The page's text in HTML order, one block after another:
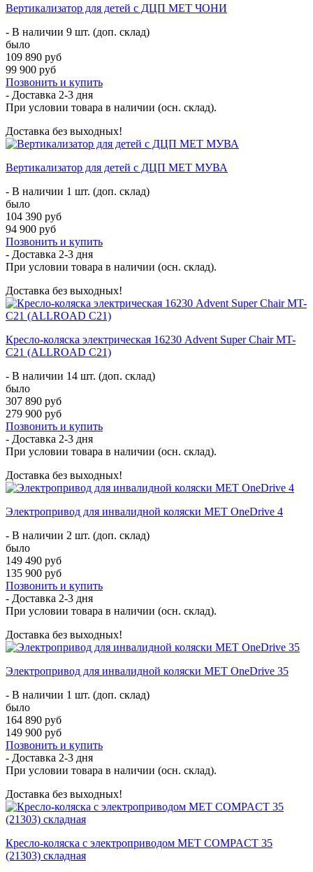
Вертикализатор для детей с ДЦП MET ЧОНИ
- В наличии 9 шт. (доп. склад)
было
109 890 руб
99 900 руб
Позвонить и купить
- Доставка 2-3 дня
При условии товара в наличии (осн. склад).
Доставка без выходных!
Вертикализатор для детей с ДЦП MET МУВА
- В наличии 1 шт. (доп. склад)
было
104 390 руб
94 900 руб
Позвонить и купить
- Доставка 2-3 дня
При условии товара в наличии (осн. склад).
Доставка без выходных!
Кресло-коляска электрическая 16230 Advent Super Chair MT-
C21 (ALLROAD C21)
- В наличии 14 шт. (доп. склад)
было
307 890 руб
279 900 руб
Позвонить и купить
- Доставка 2-3 дня
При условии товара в наличии (осн. склад).
Доставка без выходных!
Электропривод для инвалидной коляски MET OneDrive 4
- В наличии 2 шт. (доп. склад)
было
149 490 руб
135 900 руб
Позвонить и купить
- Доставка 2-3 дня
При условии товара в наличии (осн. склад).
Доставка без выходных!
Электропривод для инвалидной коляски MET OneDrive 35
- В наличии 1 шт. (доп. склад)
было
164 890 руб
149 900 руб
Позвонить и купить
- Доставка 2-3 дня
При условии товара в наличии (осн. склад).
Доставка без выходных!
Кресло-коляска с электроприводом MET COMPACT 35
(21303) складная